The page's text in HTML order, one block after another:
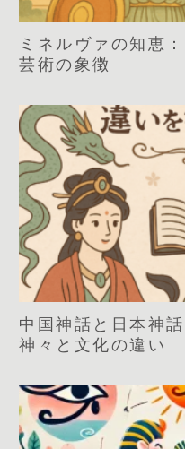
ミネルヴァの知恵
芸術の象徴
中国神話と日本神
神々と文化の違い